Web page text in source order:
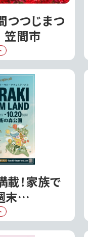
つつじまつ
笠間市
！家族で
末
｜笠間市